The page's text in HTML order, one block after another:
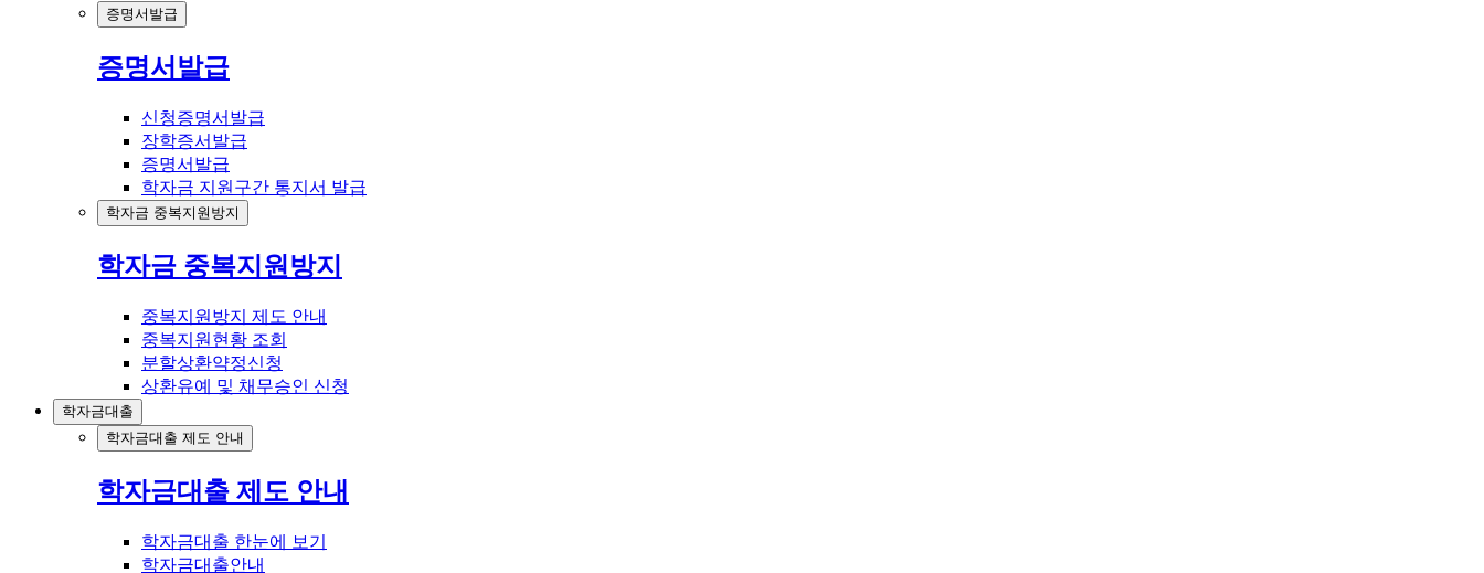
증명서발급
증명서발급
신청증명서발급
장학증서발급
증명서발급
학자금 지원구간 통지서 발급
학자금 중복지원방지
학자금 중복지원방지
중복지원방지 제도 안내
중복지원현황 조회
분할상환약정신청
상환유예 및 채무승인 신청
학자금대출
학자금대출 제도 안내
학자금대출 제도 안내
학자금대출 한눈에 보기
학자금대출안내